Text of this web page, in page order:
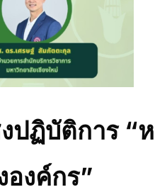
ปฏิบัติการ “
งค์กร”